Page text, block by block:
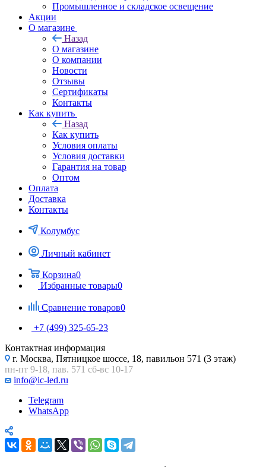
Промышленное и складское освещение
Акции
О магазине
Назад
О магазине
О компании
Новости
Отзывы
Сертификаты
Контакты
Как купить
Назад
Как купить
Условия оплаты
Условия доставки
Гарантия на товар
Оптом
Оплата
Доставка
Контакты
Колумбус
Личный кабинет
Корзина0
Избранные товары0
Сравнение товаров0
+7 (499) 325-65-23
Контактная информация
г. Москва, Пятницкое шоссе, 18, павильон 571 (3 этаж)
пн-пт 9-18, пав. 571 сб-вс 10-17
info@ic-led.ru
Telegram
WhatsApp